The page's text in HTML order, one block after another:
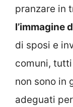
pranzare in
l’immagine
di sposi e
comuni,
non sono in
adeguati